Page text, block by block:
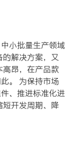
小批量生产领域
解决方案，又
昂，在产品款
。 为保持市场
、推进标准化进
开发周期、降